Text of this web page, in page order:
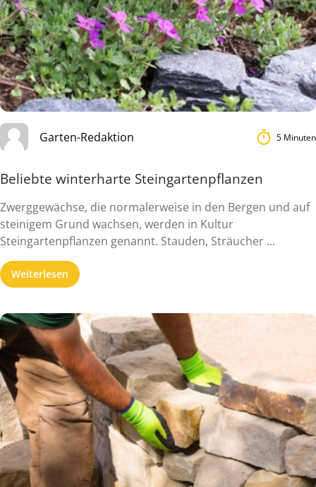
Garten-Redaktion 5 Minuten
Beliebte winterharte Steingartenpflanzen
Zwerggewächse, die normalerweise in den Bergen und auf
steinigem Grund wachsen, werden in Kultur
Steingartenpflanzen genannt. Stauden, Sträucher ...
Weiterlesen